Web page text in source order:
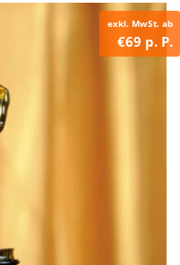
exkl. MwSt. ab
€69 p. P.